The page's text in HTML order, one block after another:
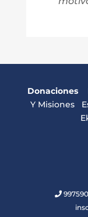
Donaciones
Y Misiones